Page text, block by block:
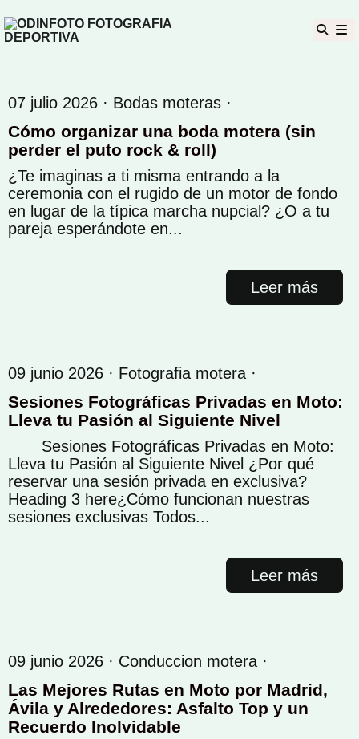
07 julio 2026 · Bodas moteras ·
Cómo organizar una boda motera (sin
perder el puto rock & roll)
¿Te imaginas a ti misma entrando a la
ceremonia con el rugido de un motor de fondo
en lugar de la típica marcha nupcial? ¿O a tu
pareja esperándote en...
Leer más
09 junio 2026 · Fotografia motera ·
Sesiones Fotográficas Privadas en Moto:
Lleva tu Pasión al Siguiente Nivel
Sesiones Fotográficas Privadas en Moto:
Lleva tu Pasión al Siguiente Nivel ¿Por qué
reservar una sesión privada en exclusiva?
Heading 3 here¿Cómo funcionan nuestras
sesiones exclusivas Todos...
Leer más
09 junio 2026 · Conduccion motera ·
Las Mejores Rutas en Moto por Madrid,
Ávila y Alrededores: Asfalto Top y un
Recuerdo Inolvidable